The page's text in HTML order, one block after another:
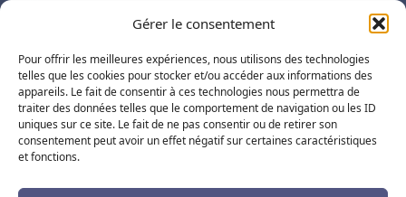
Gérer le consentement
Pour offrir les meilleures expériences, nous utilisons des technologies
telles que les cookies pour stocker et/ou accéder aux informations des
appareils. Le fait de consentir à ces technologies nous permettra de
traiter des données telles que le comportement de navigation ou les ID
uniques sur ce site. Le fait de ne pas consentir ou de retirer son
consentement peut avoir un effet négatif sur certaines caractéristiques
et fonctions.
L’histoire de Pharmalp
SUIVEZ-NOUS SUR LES RÉSEAUX